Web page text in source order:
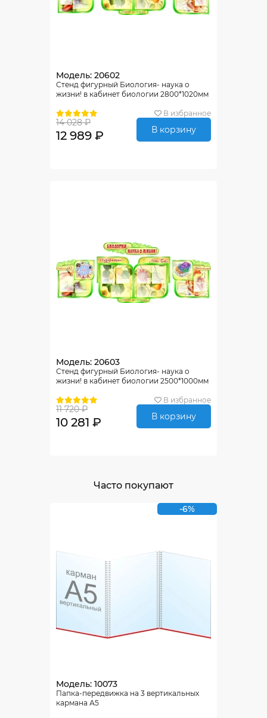
Модель: 20602
Стенд фигурный Биология- наука о
жизни! в кабинет биологии 2800*1020мм
В избранное
14 028 ₽
12 989 ₽ В корзину
Модель: 20603
Стенд фигурный Биология- наука о
жизни! в кабинет биологии 2500*1000мм
В избранное
11 720 ₽
10 281 ₽ В корзину
Часто покупают
-6%
Модель: 10073
Папка-передвижка на 3 вертикальных
кармана А5